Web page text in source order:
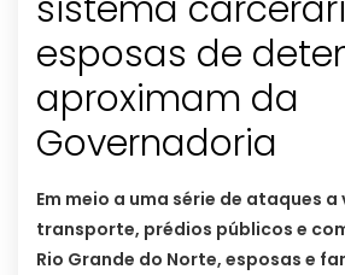
esposas de
aproximam da
Governadoria
Em meio a uma série de ataques a
transporte, prédios públicos e
Rio Grande do Norte, esposas e